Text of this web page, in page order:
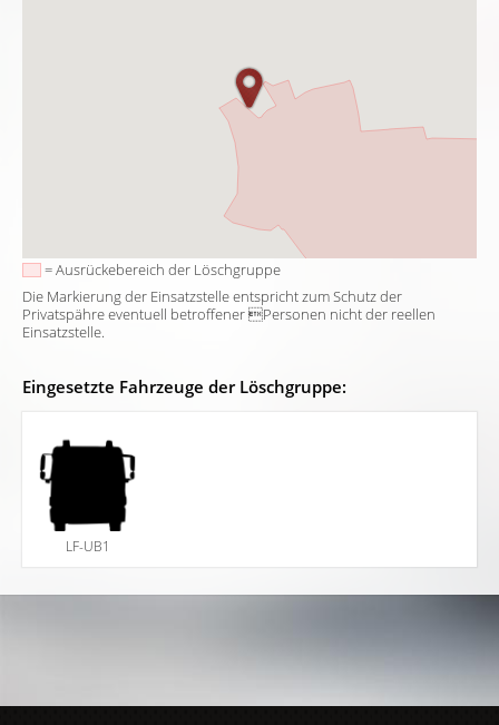
= Ausrückebereich der Löschgruppe
Die Markierung der Einsatzstelle entspricht zum Schutz der
Privatspähre eventuell betroffener Personen nicht der reellen
Einsatzstelle.
Eingesetzte Fahrzeuge der Löschgruppe:
LF-UB1